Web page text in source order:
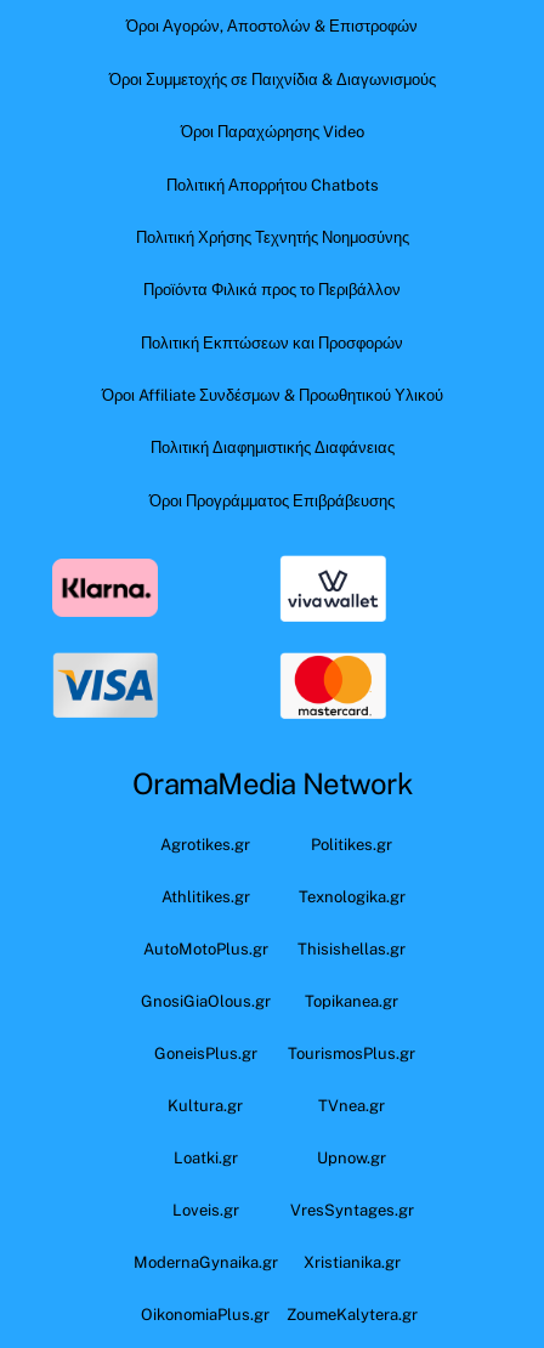
Όροι Αγορών, Αποστολών & Επιστροφών
Όροι Συμμετοχής σε Παιχνίδια & Διαγωνισμούς
Όροι Παραχώρησης Video
Πολιτική Απορρήτου Chatbots
Πολιτική Χρήσης Τεχνητής Νοημοσύνης
Προϊόντα Φιλικά προς το Περιβάλλον
Πολιτική Εκπτώσεων και Προσφορών
Όροι Affiliate Συνδέσμων & Προωθητικού Υλικού
Πολιτική Διαφημιστικής Διαφάνειας
Όροι Προγράμματος Επιβράβευσης
OramaMedia Network
Agrotikes.gr Politikes.gr
Athlitikes.gr Texnologika.gr
AutoMotoPlus.gr Thisishellas.gr
GnosiGiaOlous.gr Topikanea.gr
GoneisPlus.gr TourismosPlus.gr
Kultura.gr TVnea.gr
Loatki.gr Upnow.gr
Loveis.gr VresSyntages.gr
ModernaGynaika.gr Xristianika.gr
OikonomiaPlus.gr ZoumeKalytera.gr